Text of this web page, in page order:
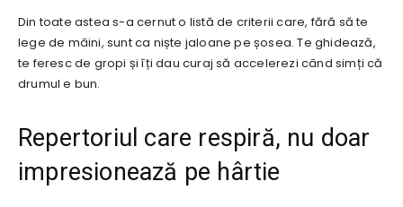
Din toate astea s-a cernut o listă de criterii care, fără să te
lege de mâini, sunt ca niște jaloane pe șosea. Te ghidează,
te feresc de gropi și îți dau curaj să accelerezi când simți că
drumul e bun.
Repertoriul care respiră, nu doar
impresionează pe hârtie